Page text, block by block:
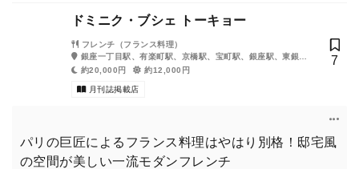
ドミニク・ブシェ トーキョー
フレンチ（フランス料理）
銀座一丁目駅、有楽町駅、京橋駅、宝町駅、銀座駅、東銀座
駅、日比谷駅、東京駅、新富町駅
約20,000円 約12,000円
月刊誌掲載店
7
パリの巨匠によるフランス料理はやはり別格！邸宅風
の空間が美しい一流モダンフレンチ